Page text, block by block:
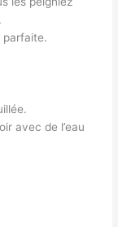
parfaite.
avec de l’eau